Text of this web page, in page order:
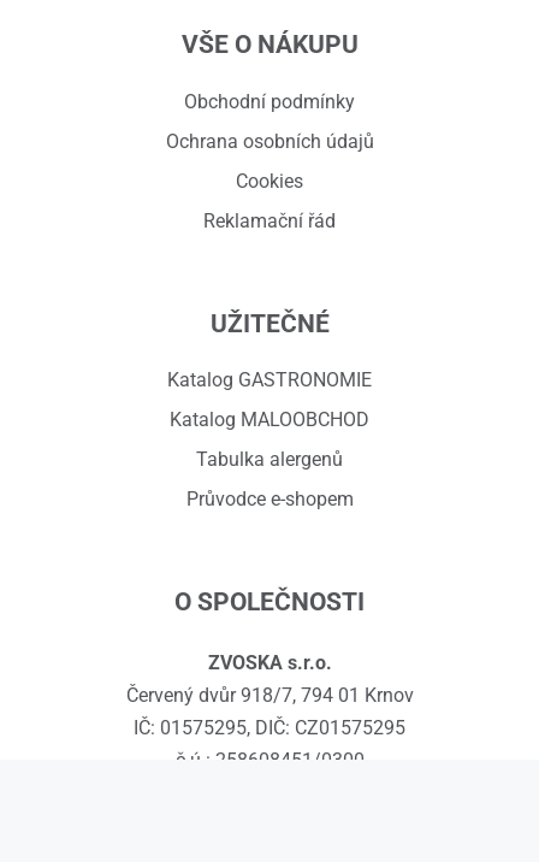
VŠE O NÁKUPU
Obchodní podmínky
Ochrana osobních údajů
Cookies
Reklamační řád
UŽITEČNÉ
Katalog GASTRONOMIE
Katalog MALOOBCHOD
Tabulka alergenů
Průvodce e-shopem
O SPOLEČNOSTI
ZVOSKA s.r.o.
Červený dvůr 918/7, 794 01 Krnov
IČ: 01575295, DIČ: CZ01575295
č.ú.: 258608451/0300